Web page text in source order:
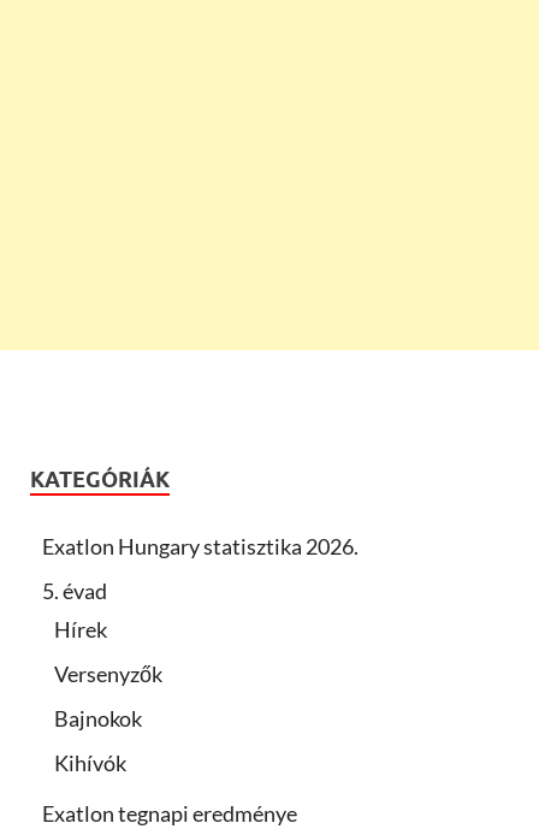
KATEGÓRIÁK
Exatlon Hungary statisztika 2026.
5. évad
Hírek
Versenyzők
Bajnokok
Kihívók
Exatlon tegnapi eredménye